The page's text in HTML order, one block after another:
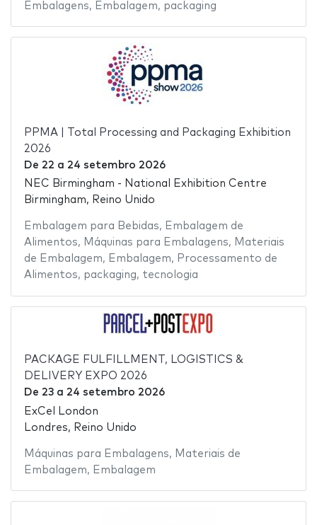
Embalagens, Embalagem, packaging
PPMA | Total Processing and Packaging Exhibition
2026
De 22 a 24 setembro 2026
NEC Birmingham - National Exhibition Centre
Birmingham, Reino Unido
Embalagem para Bebidas, Embalagem de
Alimentos, Máquinas para Embalagens, Materiais
de Embalagem, Embalagem, Processamento de
Alimentos, packaging, tecnologia
PACKAGE FULFILLMENT, LOGISTICS &
DELIVERY EXPO 2026
De 23a 24 setembro 2026
ExCel London
Londres, Reino Unido
Máquinas para Embalagens, Materiais de
Embalagem, Embalagem